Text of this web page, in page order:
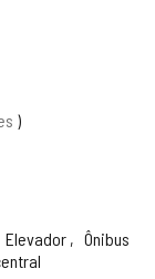
Elevador
Ônibus